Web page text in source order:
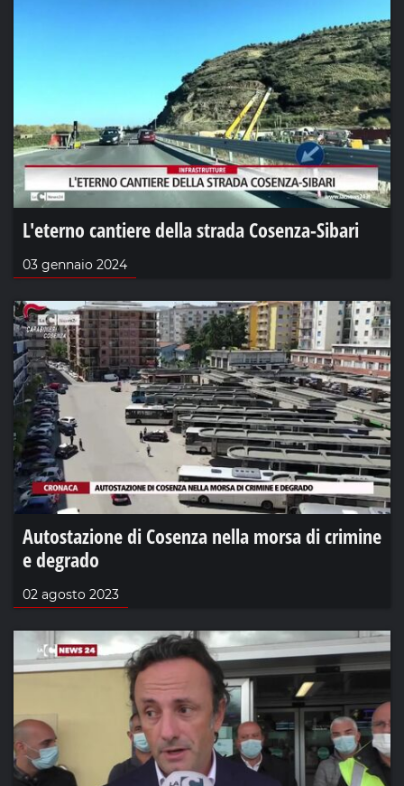
L'eterno cantiere della strada Cosenza-Sibari
03 gennaio 2024
Autostazione di Cosenza nella morsa di crimine
e degrado
02 agosto 2023